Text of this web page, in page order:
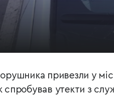
привезли у
спробував утекти з